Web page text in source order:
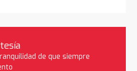
de que siempre